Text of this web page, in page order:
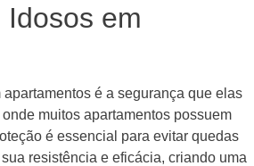
em
é a segurança que elas
muitos apartamentos possuem
é essencial para evitar quedas
resistência e eficácia, criando uma